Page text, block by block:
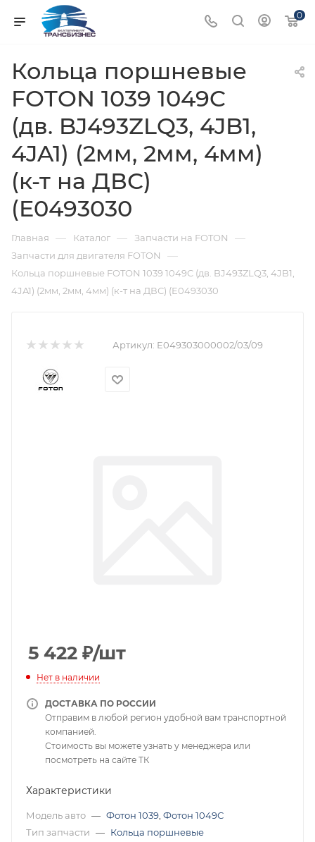
0
Кольца поршневые
FOTON 1039 1049C
(дв. BJ493ZLQ3, 4JB1,
4JA1) (2мм, 2мм, 4мм)
(к-т на ДВС)
(E0493030
Главная — Каталог — Запчасти на FOTON —
Запчасти для двигателя FOTON —
Кольца поршневые FOTON 1039 1049C (дв. BJ493ZLQ3, 4JB1,
4JA1) (2мм, 2мм, 4мм) (к-т на ДВС) (E0493030
Артикул: E049303000002/03/09
5 422 ₽/шт
Нет в наличии
ДОСТАВКА ПО РОССИИ
Отправим в любой регион удобной вам транспортной
компанией.
Стоимость вы можете узнать у менеджера или
посмотреть на сайте ТК
Характеристики
Модель авто — Фотон 1039 Фотон 1049С
Тип запчасти — Кольца поршневые